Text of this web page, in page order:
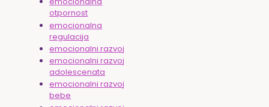
otpornost
emocionalna
regulacija
emocionalni razvoj
emocionalni razvoj
adolescenata
emocionalni razvoj
bebe